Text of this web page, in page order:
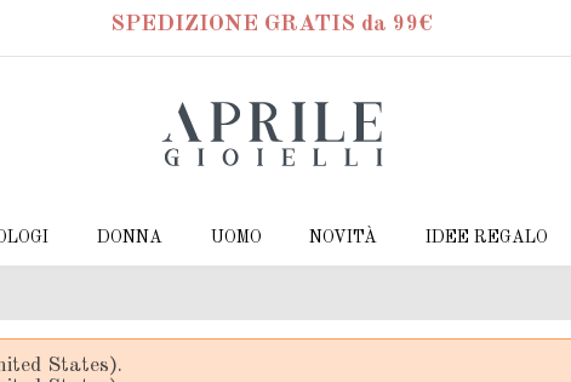
SPEDIZIONE GRATIS da 99€
DONNA UOMO NOVITÀ IDEE REGALO
States).